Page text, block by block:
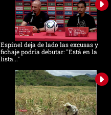
Espinel deja de lado las excusas y
fichaje podría debutar: "Está en la
lista..."